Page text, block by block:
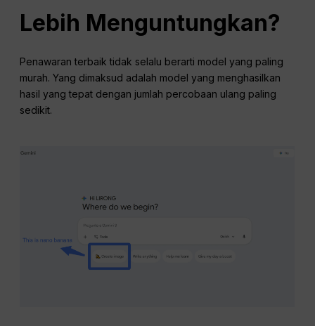
Lebih Menguntungkan?
Penawaran terbaik tidak selalu berarti model yang paling
murah. Yang dimaksud adalah model yang menghasilkan
hasil yang tepat dengan jumlah percobaan ulang paling
sedikit.